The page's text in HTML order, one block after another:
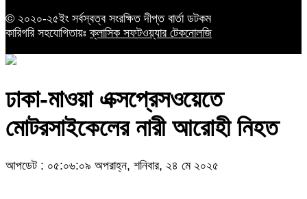
© ২০২০-২৫ইং সর্বস্বত্ব সংরক্ষিত দীপ্ত বার্তা ডটকম
কারিগরি সহযোগিতায়ঃক্লাসিক সফটওয়্যার টেকনোলজি
ঢাকা-মাওয়া এক্সপ্রেসওয়েতে
মোটরসাইকেলের নারী আরোহী নিহত
আপডেট : ০৫:০৬:০৯ অপরাহ্ন, শনিবার, ২৪ মে ২০২৫